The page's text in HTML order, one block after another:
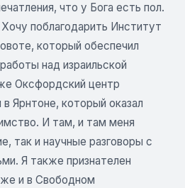
что у Бога есть пол.
поблагодарить Институт
который обеспечил
над израильской
Оксфордский центр
в Ярнтоне, который оказал
И там, и там меня
так и научные разговоры с
Я также признателен
и в Свободном